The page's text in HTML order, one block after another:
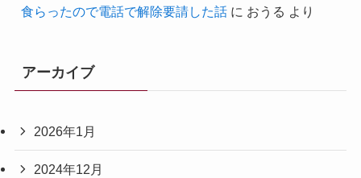
食らったので電話で解除要請した話に おうる より
アーカイブ
2026年1月
2024年12月